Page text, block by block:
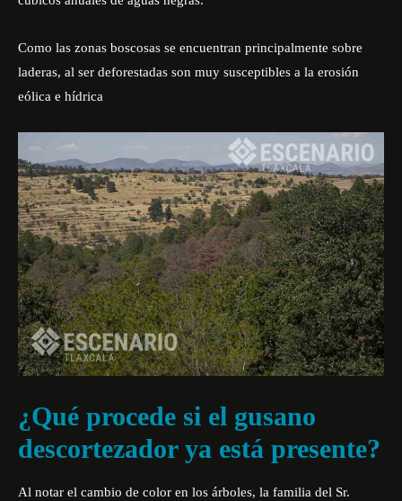
Como las zonas boscosas se encuentran principalmente sobre
laderas, al ser deforestadas son muy susceptibles a la erosión
eólica e hídrica
¿Qué procede si el gusano
descortezador ya está presente?
Al notar el cambio de color en los árboles, la familia del Sr.